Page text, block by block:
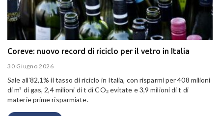
Coreve: nuovo record di riciclo per il vetro in Italia
30 Giugno 2026
Sale all’82,1% il tasso di riciclo in Italia, con risparmi per 408 milioni
di m³ di gas, 2,4 milioni di t di CO₂ evitate e 3,9 milioni di t di
materie prime risparmiate.